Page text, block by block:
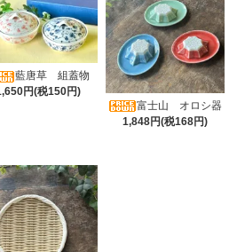
藍唐草 組蓋物
円(税150円)
富士山 オロシ器
1,848円(税168円)